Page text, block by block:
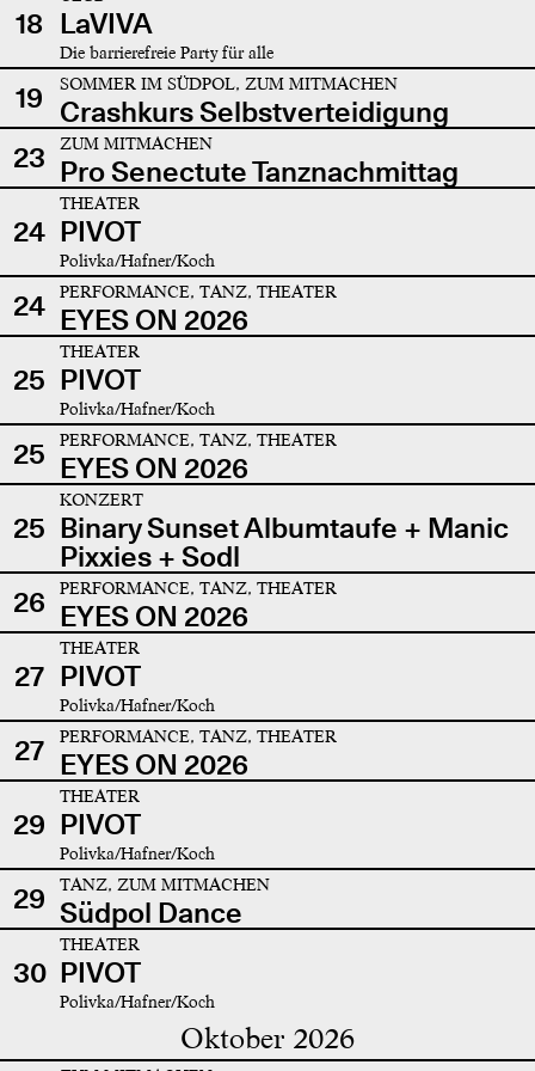
18 LaVIVA
Die barrierefreie Party für alle
19 SOMMER IM SÜDPOL, ZUM MITMACHEN
Crashkurs Selbstverteidigung
23
ZUM MITMACHEN
Pro Senectute Tanznachmittag
24
THEATER
PIVOT
Polivka/Hafner/Koch
24 PERFORMANCE, TANZ, THEATER
EYES ON 2026
25
THEATER
PIVOT
Polivka/Hafner/Koch
25 PERFORMANCE, TANZ, THEATER
EYES ON 2026
25
KONZERT
Binary Sunset Albumtaufe + Manic
Pixxies + Sodl
26
PERFORMANCE, TANZ, THEATER
EYES ON 2026
27
THEATER
PIVOT
Polivka/Hafner/Koch
27 PERFORMANCE, TANZ, THEATER
EYES ON 2026
29
THEATER
PIVOT
Polivka/Hafner/Koch
29 TANZ, ZUM MITMACHEN
Südpol Dance
30
THEATER
PIVOT
Polivka/Hafner/Koch
Oktober 2026